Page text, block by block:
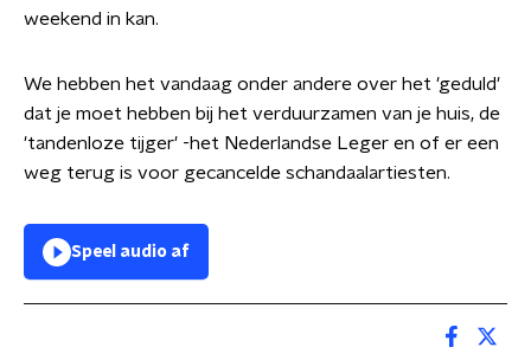
weekend in kan.
We hebben het vandaag onder andere over het 'geduld'
dat je moet hebben bij het verduurzamen van je huis, de
'tandenloze tijger' -het Nederlandse Leger en of er een
weg terug is voor gecancelde schandaalartiesten.
Speel audio af